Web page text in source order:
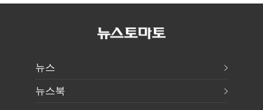
"즉각 중단 촉구"
건드렸다
뒤집힐 땐
뉴스
뉴스북